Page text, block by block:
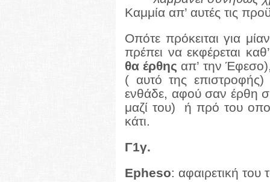
Καμμία απ’ αυτές τις
Οπότε πρόκειται για
πρέπει να εκφέρεται
θα έρθης απ’ την
( αυτό της
ενθάδε, αφού σαν έρθη
μαζί του)
ή πρό του
κάτι.
Γ1γ.
Εpheso: αφαιρετική